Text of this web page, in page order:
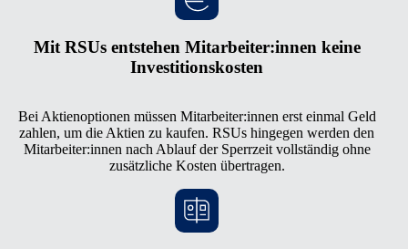
Mit RSUs entstehen Mitarbeiter:innen keine
Investitionskosten
Bei Aktienoptionen müssen Mitarbeiter:innen erst einmal Geld
zahlen, um die Aktien zu kaufen. RSUs hingegen werden den
Mitarbeiter:innen nach Ablauf der Sperrzeit vollständig ohne
zusätzliche Kosten übertragen.